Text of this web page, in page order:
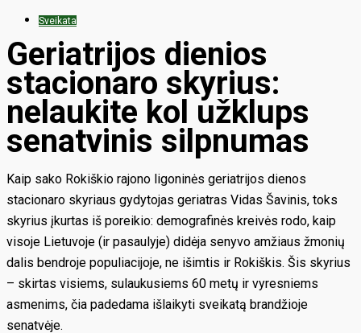
Sveikata
Geriatrijos dienios
stacionaro skyrius:
nelaukite kol užklups
senatvinis silpnumas
Kaip sako Rokiškio rajono ligoninės geriatrijos dienos
stacionaro skyriaus gydytojas geriatras Vidas Šavinis, toks
skyrius įkurtas iš poreikio: demografinės kreivės rodo, kaip
visoje Lietuvoje (ir pasaulyje) didėja senyvo amžiaus žmonių
dalis bendroje populiacijoje, ne išimtis ir Rokiškis. Šis skyrius
– skirtas visiems, sulaukusiems 60 metų ir vyresniems
asmenims, čia padedama išlaikyti sveikatą brandžioje
senatvėje.